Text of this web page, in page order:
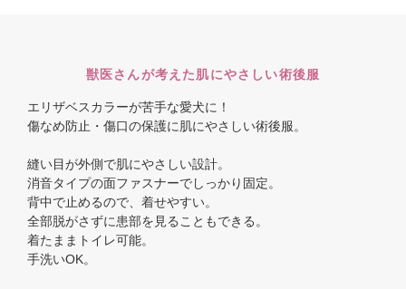
獣医さんが考えた肌にやさしい術後服
エリザベスカラーが苦手な愛犬に！
傷なめ防止・傷口の保護に肌にやさしい術後服。
縫い目が外側で肌にやさしい設計。
消音タイプの面ファスナーでしっかり固定。
背中で止めるので、着せやすい。
全部脱がさずに患部を見ることもできる。
着たままトイレ可能。
手洗いOK。